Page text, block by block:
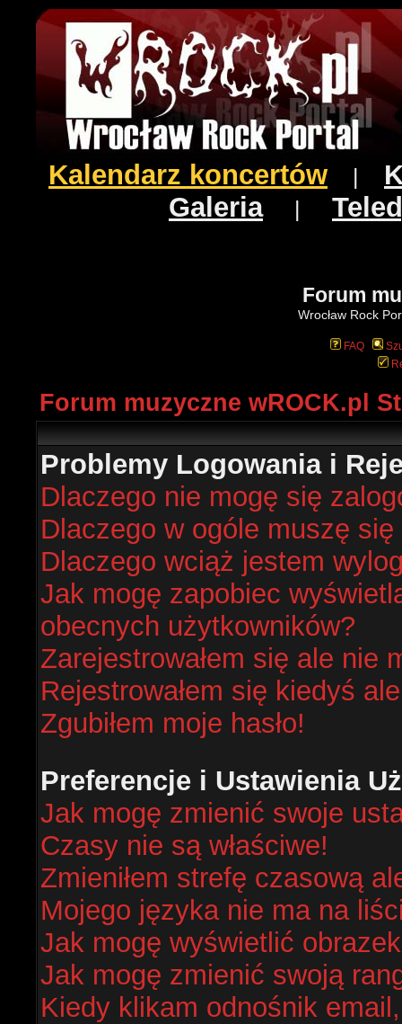
Kalendarz koncertów
Galeria|
Forum
Wrocław Rock
FAQ
Forum muzyczne wROCK.pl
Problemy Logowania i
Dlaczego nie mogę się
Dlaczego w ogóle muszę
Dlaczego wciąż jestem
Jak mogę zapobiec
obecnych użytkowników?
Zarejestrowałem się ale nie
Rejestrowałem się kiedyś
Zgubiłem moje hasło!
Preferencje i Ustawienia
Jak mogę zmienić swoje
Czasy nie są właściwe!
Zmieniłem strefę czasową
Mojego języka nie ma na
Jak mogę wyświetlić
Jak mogę zmienić swoją
Kiedy klikam odnośnik